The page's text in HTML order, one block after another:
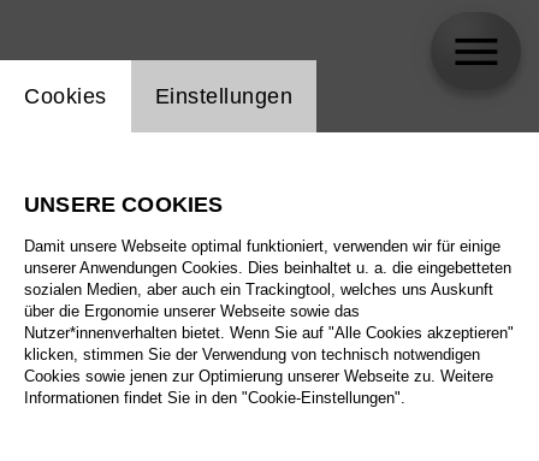
Einstellung Website Cookie
Cookies Einstellungen
UNSERE COOKIES
Damit unsere Webseite optimal funktioniert, verwenden wir für einige
unserer Anwendungen Cookies. Dies beinhaltet u. a. die eingebetteten
sozialen Medien, aber auch ein Trackingtool, welches uns Auskunft
über die Ergonomie unserer Webseite sowie das
Nutzer*innenverhalten bietet. Wenn Sie auf "Alle Cookies akzeptieren"
klicken, stimmen Sie der Verwendung von technisch notwendigen
Cookies sowie jenen zur Optimierung unserer Webseite zu. Weitere
Informationen findet Sie in den "Cookie-Einstellungen".